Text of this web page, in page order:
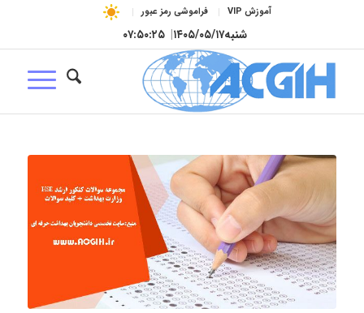
آموزش VIP فراموشی رمز عبور
شنبه۱۴۰۵/۰۵/۱۷| ۰۷:۵۰:۲۶